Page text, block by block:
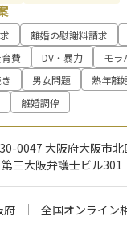
離婚の慰謝料請求
費 DV・暴力 モラ
男女問題
熟年離
離婚調停
0047 大阪府大阪市
三大阪弁護士ビル301
府 全国オンライン